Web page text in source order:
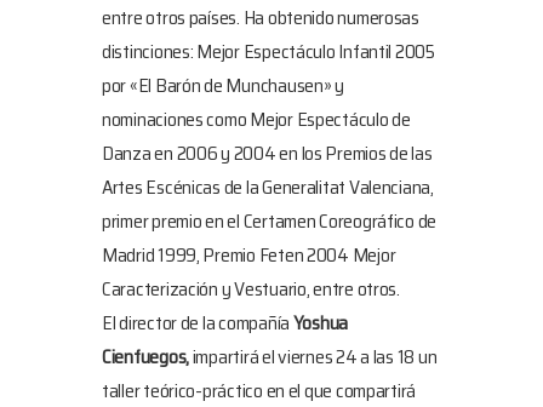
entre otros países. Ha obtenido numerosas
distinciones: Mejor Espectáculo Infantil 2005
por «El Barón de Munchausen» y
nominaciones como Mejor Espectáculo de
Danza en 2006 y 2004 en los Premios de las
Artes Escénicas de la Generalitat Valenciana,
primer premio en el Certamen Coreográfico de
Madrid 1999, Premio Feten 2004 Mejor
Caracterización y Vestuario, entre otros.
El director de la compañíaYoshua
Cienfuegos,impartirá el viernes 24 a las 18 un
taller teórico-práctico en el que compartirá